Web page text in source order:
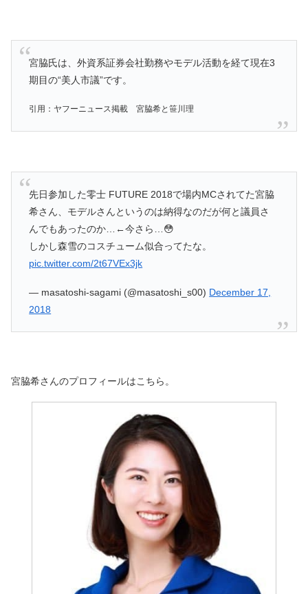
宮脇氏は、外資系証券会社勤務やモデル活動を経て現在3
期目の“美人市議”です。
引用：ヤフーニュース掲載 宮脇希と笹川理
先日参加した零士 FUTURE 2018で場内MCされてた宮脇
希さん、モデルさんというのは納得なのだが何と議員さ
んでもあったのか…←今さら…😳
しかし森雪のコスチューム似合ってたな。
pic.twitter.com/2t67VEx3jk
— masatoshi-sagami (@masatoshi_s00) December 17,
2018
宮脇希さんのプロフィールはこちら。